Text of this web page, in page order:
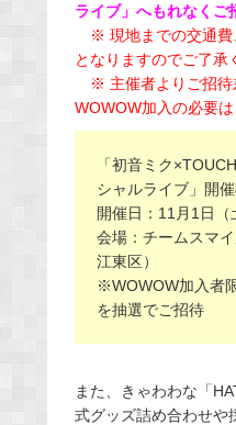
ライブ」へもれなく
※ 現地までの交通費
となりますのでご了承
※ 主催者よりご招待
WOWOW加入の必要は
「初音ミク
シャルライブ」開
開催日：11月1日（
会場：チームスマ
江東区）
※WOWOW加入者
を抽選でご招待
また、きゃわわな「
式グッズ詰め合わせや